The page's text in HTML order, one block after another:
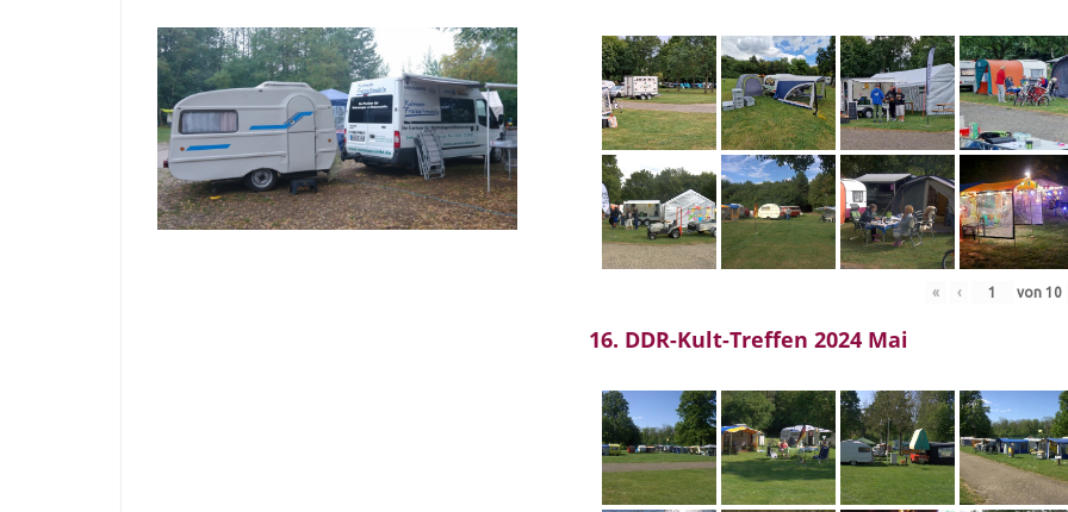
« ‹ von10
16. DDR-Kult-Treffen 2024 Mai